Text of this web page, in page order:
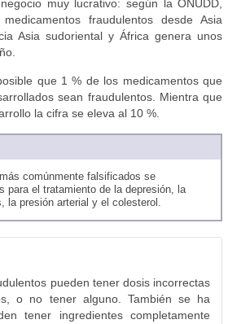
muy lucrativo: según la ONUDD,
fraudulentos desde Asia
Asia sudoriental y África genera unos
que 1 % de los medicamentos que
sean fraudulentos. Mientra que
la cifra se eleva al 10 %.
comúnmente falsificados se
para el tratamiento de la depresión, la
la presión arterial y el colesterol.
pueden tener dosis incorrectas
o no tener alguno. También se ha
tener ingredientes completamente